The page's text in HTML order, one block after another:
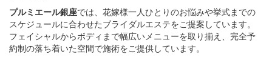
プルミエール銀座では、花嫁様一人ひとりのお悩みや挙式までの
スケジュールに合わせたブライダルエステをご提案しています。
フェイシャルからボディまで幅広いメニューを取り揃え、完全予
約制の落ち着いた空間で施術をご提供しています。